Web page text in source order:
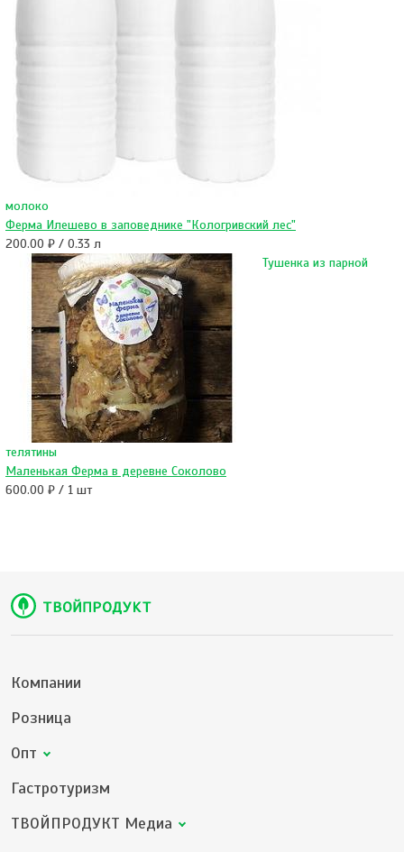
молоко
Ферма Илешево в заповеднике "Кологривский лес"
200.00 ₽ / 0.33 л
Тушенка из парной
телятины
Маленькая Ферма в деревне Соколово
600.00 ₽ / 1 шт
Компании
Розница
Опт
Гастротуризм
ТВОЙПРОДУКТ Медиа